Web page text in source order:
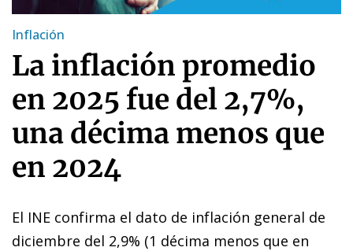
Inflación
La inflación promedio
en 2025 fue del 2,7%,
una décima menos que
en 2024
El INE confirma el dato de inflación general de
diciembre del 2,9% (1 décima menos que en